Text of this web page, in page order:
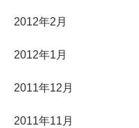
2012年2月
2012年1月
2011年12月
2011年11月